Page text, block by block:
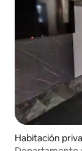
Habitación